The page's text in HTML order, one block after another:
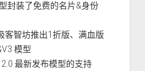
封装了免费的名片&身份
客智坊推出1折版、满血版
模型
最新发布模型的支持